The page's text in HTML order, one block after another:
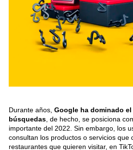
Durante años, Google ha dominado
búsquedas , de hecho, se posiciona
importante del 2022. Sin embargo, los
consultan los productos o servicios que
restaurantes que quieren visitar, en